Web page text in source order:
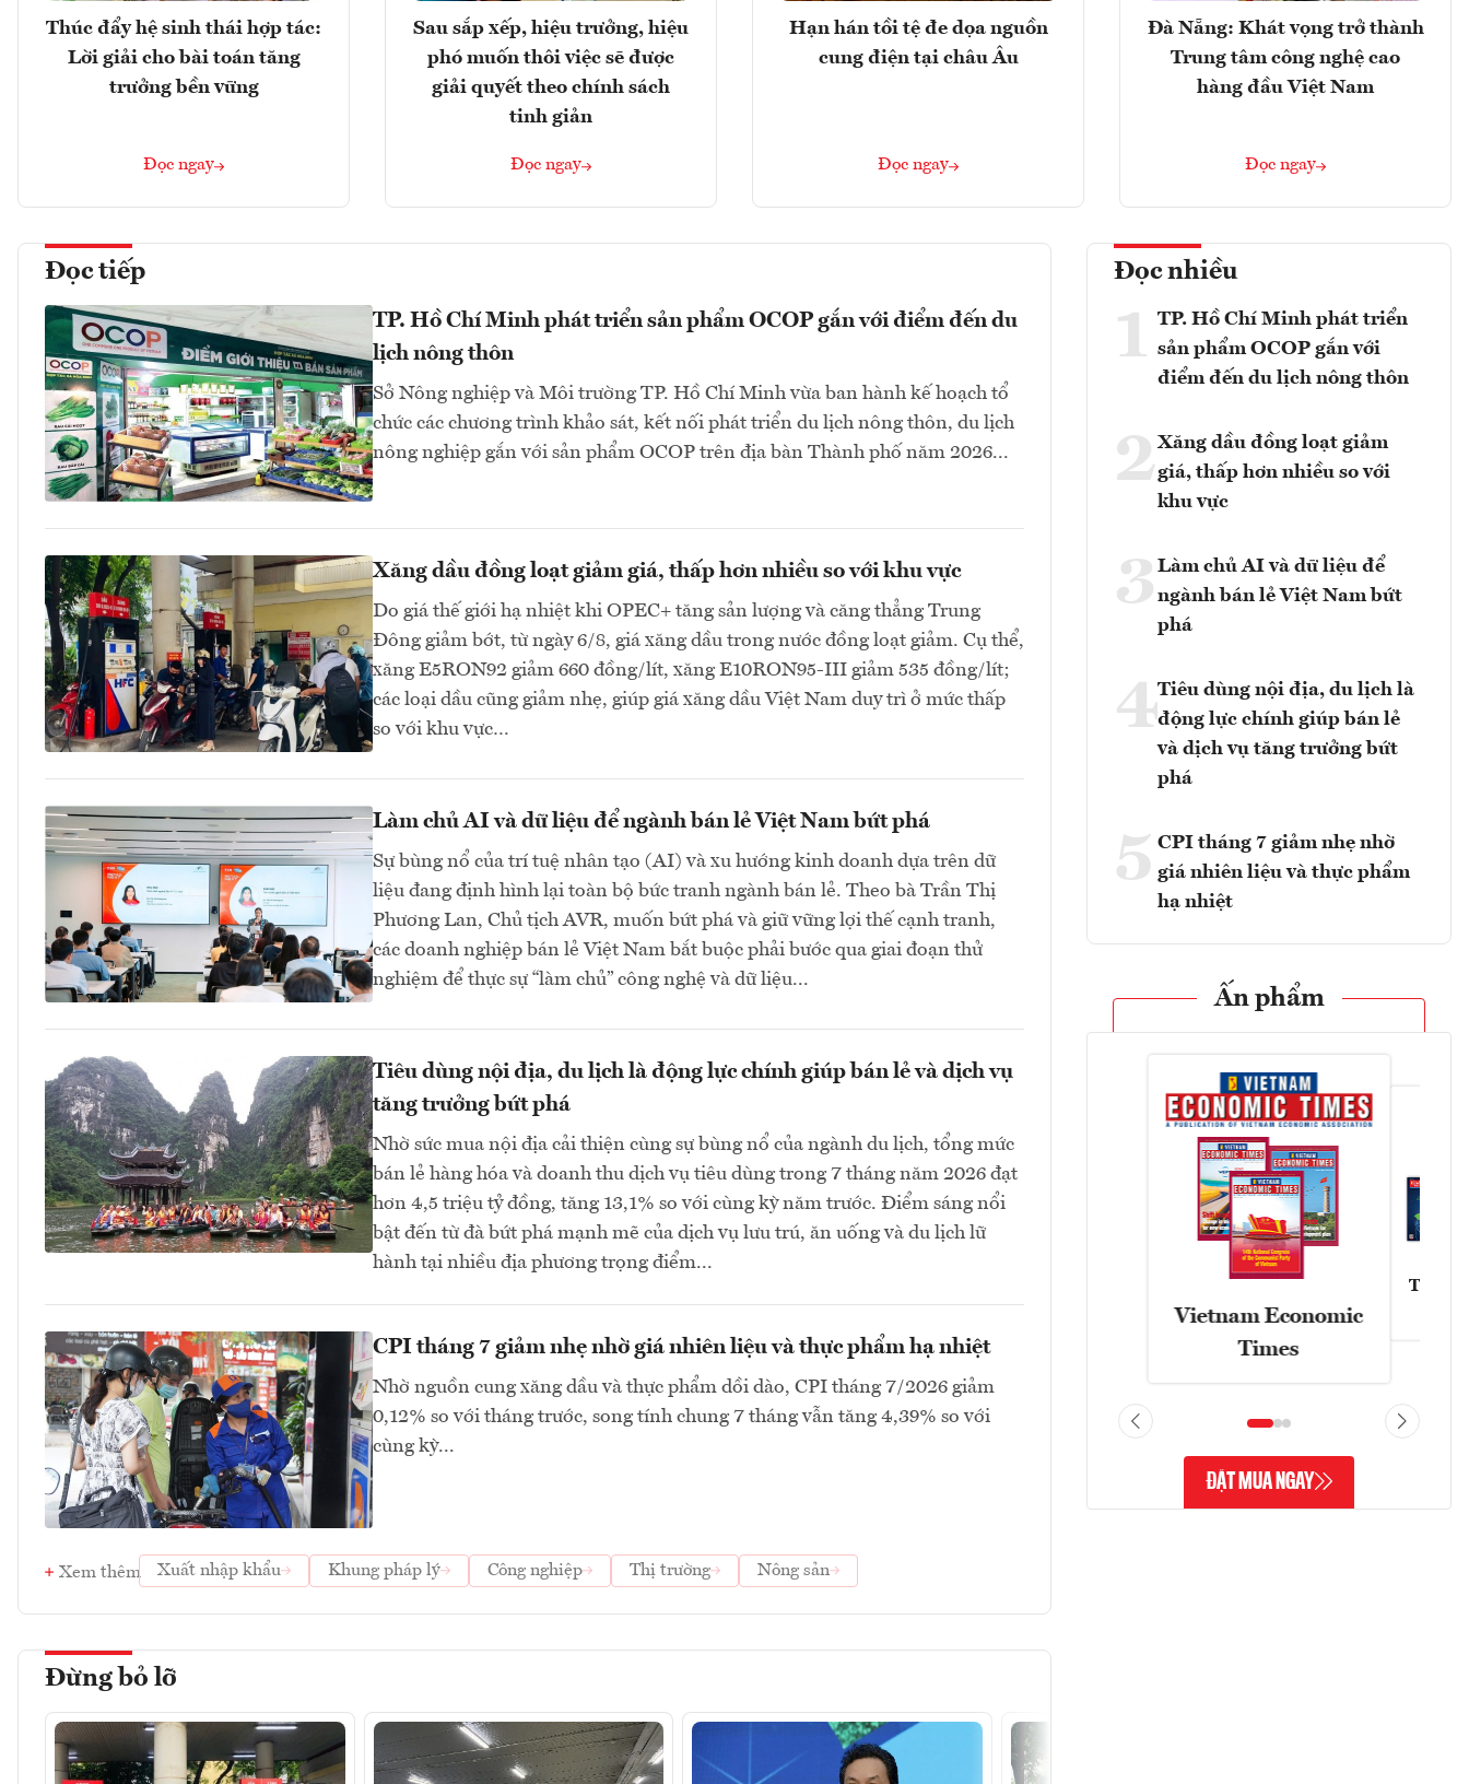
Thúc đẩy hệ sinh thái hợp tác:
Lời giải cho bài toán tăng
trưởng bền vững
Đọc ngay
Sau sắp xếp, hiệu trưởng, hiệu
phó muốn thôi việc sẽ được
giải quyết theo chính sách
tinh giản
Đọc ngay
Hạn hán tồi tệ đe dọa nguồn
cung điện tại châu Âu
Đọc ngay
Đà Nẵng: Khát vọng trở thành
Trung tâm công nghệ cao
hàng đầu Việt Nam
Đọc ngay
Đọc tiếp
TP. Hồ Chí Minh phát triển sản phẩm OCOP gắn với điểm đến du
lịch nông thôn
Sở Nông nghiệp và Môi trường TP. Hồ Chí Minh vừa ban hành kế hoạch tổ
chức các chương trình khảo sát, kết nối phát triển du lịch nông thôn, du lịch
nông nghiệp gắn với sản phẩm OCOP trên địa bàn Thành phố năm 2026...
Xăng dầu đồng loạt giảm giá, thấp hơn nhiều so với khu vực
Do giá thế giới hạ nhiệt khi OPEC+ tăng sản lượng và căng thẳng Trung
Đông giảm bớt, từ ngày 6/8, giá xăng dầu trong nước đồng loạt giảm. Cụ thể,
xăng E5RON92 giảm 660 đồng/lít, xăng E10RON95-III giảm 535 đồng/lít;
các loại dầu cũng giảm nhẹ, giúp giá xăng dầu Việt Nam duy trì ở mức thấp
so với khu vực…
Làm chủ AI và dữ liệu để ngành bán lẻ Việt Nam bứt phá
Sự bùng nổ của trí tuệ nhân tạo (AI) và xu hướng kinh doanh dựa trên dữ
liệu đang định hình lại toàn bộ bức tranh ngành bán lẻ. Theo bà Trần Thị
Phương Lan, Chủ tịch AVR, muốn bứt phá và giữ vững lợi thế cạnh tranh,
các doanh nghiệp bán lẻ Việt Nam bắt buộc phải bước qua giai đoạn thử
nghiệm để thực sự “làm chủ” công nghệ và dữ liệu...
Tiêu dùng nội địa, du lịch là động lực chính giúp bán lẻ và dịch vụ
tăng trưởng bứt phá
Nhờ sức mua nội địa cải thiện cùng sự bùng nổ của ngành du lịch, tổng mức
bán lẻ hàng hóa và doanh thu dịch vụ tiêu dùng trong 7 tháng năm 2026 đạt
hơn 4,5 triệu tỷ đồng, tăng 13,1% so với cùng kỳ năm trước. Điểm sáng nổi
bật đến từ đà bứt phá mạnh mẽ của dịch vụ lưu trú, ăn uống và du lịch lữ
hành tại nhiều địa phương trọng điểm...
CPI tháng 7 giảm nhẹ nhờ giá nhiên liệu và thực phẩm hạ nhiệt
Nhờ nguồn cung xăng dầu và thực phẩm dồi dào, CPI tháng 7/2026 giảm
0,12% so với tháng trước, song tính chung 7 tháng vẫn tăng 4,39% so với
cùng kỳ...
Xem thêm Xuất nhập khẩu Khung pháp lý Công nghiệp Thị trường Nông sản
Đừng bỏ lỡ
Đọc nhiều
1 TP. Hồ Chí Minh phát triển
sản phẩm OCOP gắn với
điểm đến du lịch nông thôn
2Xăng dầu đồng loạt giảm
giá, thấp hơn nhiều so với
khu vực
3 Làm chủ AI và dữ liệu để
ngành bán lẻ Việt Nam bứt
phá
4Tiêu dùng nội địa, du lịch là
động lực chính giúp bán lẻ
và dịch vụ tăng trưởng bứt
phá
5 CPI tháng 7 giảm nhẹ nhờ
giá nhiên liệu và thực phẩm
hạ nhiệt
Ấn phẩm
Vietnam Economic
Times
Tạp
ĐẶT MUA NGAY